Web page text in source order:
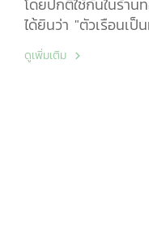
โดยปกติใช้กันในร้า
ได้ยินว่า "ตัวเรือนเป็
ดูเพิ่มเติม